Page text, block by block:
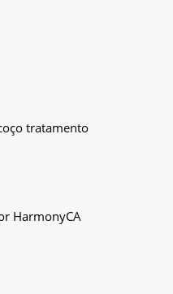
tratamento
HarmonyCA